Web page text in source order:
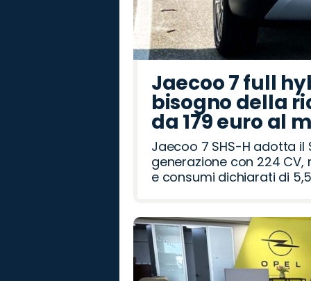
Jaecoo 7 full
bisogno della
da 179 euro al
Jaecoo 7 SHS-H adotta il
generazione con 224 CV,
e consumi dichiarati di